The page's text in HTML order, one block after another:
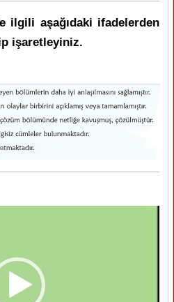
ilgili aşağıdaki ifadelerden
işaretleyiniz.